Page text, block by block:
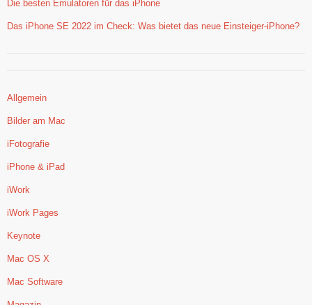
Die besten Emulatoren für das iPhone
Das iPhone SE 2022 im Check: Was bietet das neue Einsteiger-iPhone?
Allgemein
Bilder am Mac
iFotografie
iPhone & iPad
iWork
iWork Pages
Keynote
Mac OS X
Mac Software